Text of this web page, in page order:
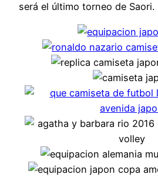
será el último torneo de Saori.